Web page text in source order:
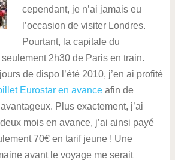
cependant, je n’ai jamais eu
l’occasion de visiter Londres.
Pourtant, la capitale du
2h30 de Paris en train.
de dispo l’été 2010, j’en ai profité
Eurostar en avanceafin de
Plus exactement, j’ai
mois en avance, j’ai ainsi payé
70€ en tarif jeune ! Une
avant le voyage me serait